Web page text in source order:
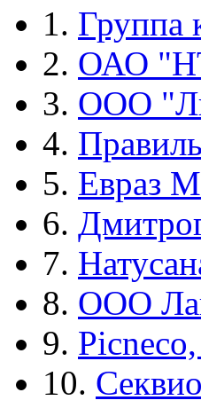
1. Группа
2. ОАО
3. ООО
4.
5. Евраз
6.
7.
8. ООО
9.
10.